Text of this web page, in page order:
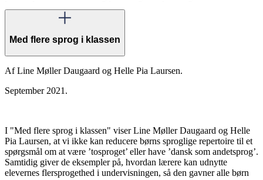
Med flere sprog i klassen
Af Line Møller Daugaard og Helle Pia Laursen.
September 2021.
I "Med flere sprog i klassen" viser Line Møller Daugaard og Helle
Pia Laursen, at vi ikke kan reducere børns sproglige repertoire til et
spørgsmål om at være ’tosproget’ eller have ’dansk som andetsprog’.
Samtidig giver de eksempler på, hvordan lærere kan udnytte
elevernes flersprogethed i undervisningen, så den gavner alle børn